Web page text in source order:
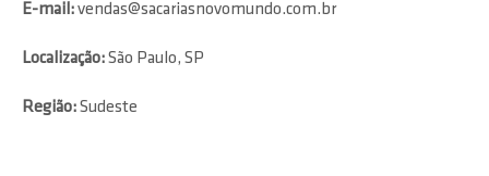
E-mail:vendas@sacariasnovomundo.com.br
Localização:São Paulo, SP
Região:Sudeste